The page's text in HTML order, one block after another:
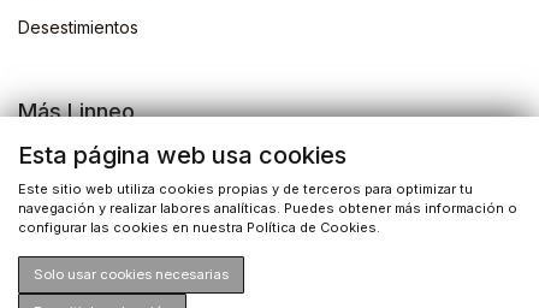
Desestimientos
Más Linneo
Blog
Actividades
Busqueda de libros
Esta página web usa cookies
Este sitio web utiliza cookies propias y de terceros para optimizar tu
navegación y realizar labores analíticas. Puedes obtener más información o
configurar las cookies en nuestra Política de Cookies.
Solo usar cookies necesarias